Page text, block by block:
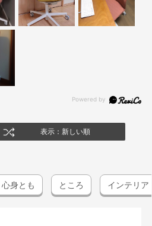
表示：新しい順
心身とも ところ インテリア